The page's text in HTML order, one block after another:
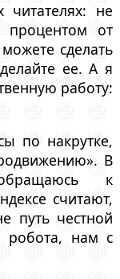
не
процентом от
сделать
ее. А я
работу:
по накрутке,
В
к
считают,
путь честной
робота, нам с